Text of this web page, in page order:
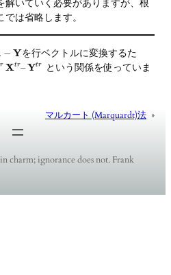
解いていく必要がありますが、根
は省略します。
− Yを行ベクトルに変換するた
r Xtr–Ytr
という関係を使っていま
マルカート (Marquardt)法 »
charm; ignorance does not. Frank